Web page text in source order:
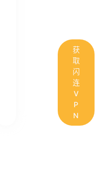
获
取
闪
连
V
P
N